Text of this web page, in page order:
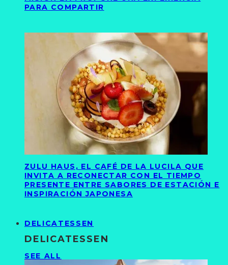
PARA COMPARTIR
ZULU HAUS, EL CAFÉ DE LA LUCILA QUE
INVITA A RECONECTAR CON EL TIEMPO
PRESENTE ENTRE SABORES DE ESTACIÓN E
INSPIRACIÓN JAPONESA
DELICATESSEN
DELICATESSEN
SEE ALL